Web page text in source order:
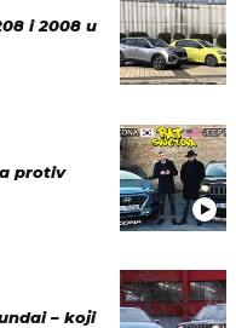
i 2008 u
protiv
– koji